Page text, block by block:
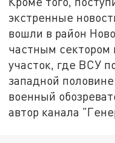
экстренные
вошли в район
частным сектором
участок, где ВСУ
западной
военный
автор канала